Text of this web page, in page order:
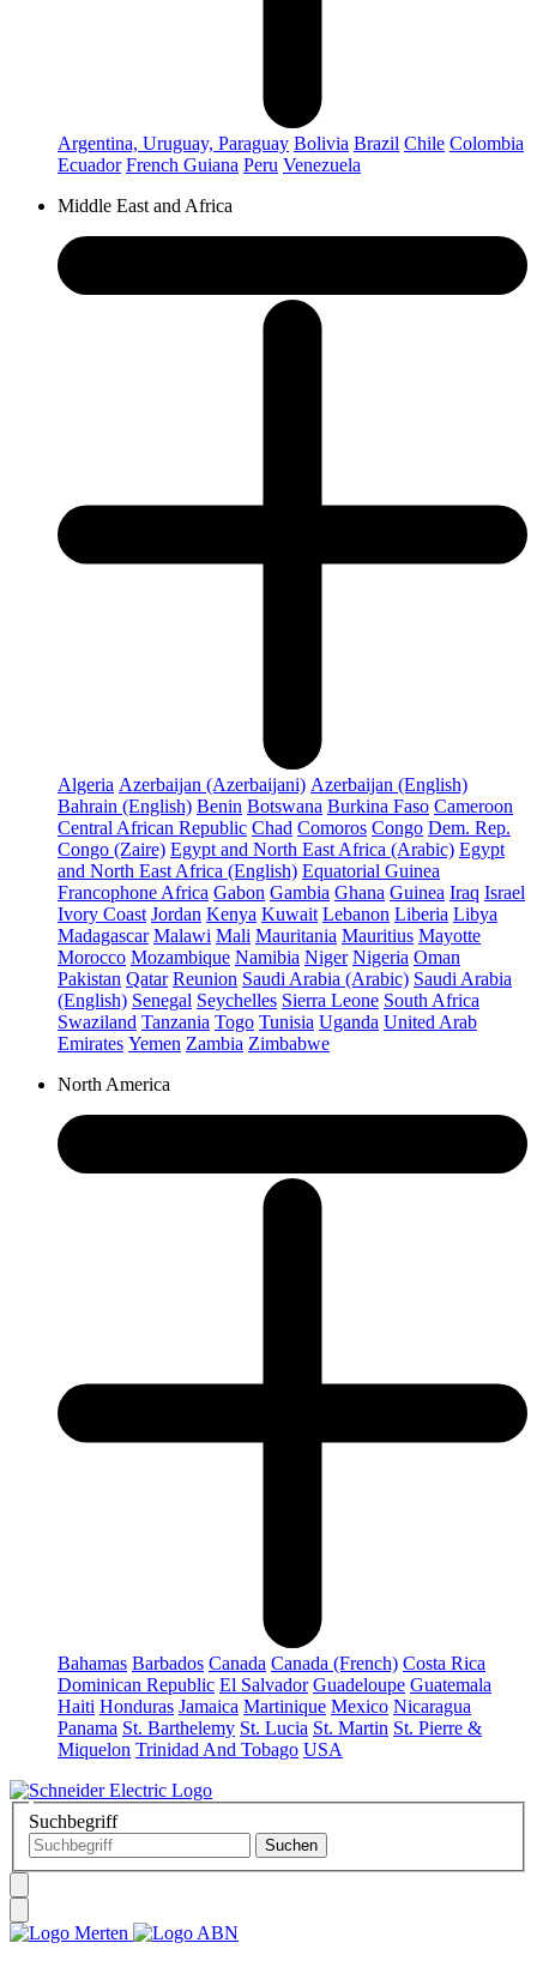
Argentina, Uruguay, Paraguay Bolivia Brazil Chile Colombia
Ecuador French Guiana Peru Venezuela
Middle East and Africa
Algeria Azerbaijan (Azerbaijani) Azerbaijan (English)
Bahrain (English) Benin Botswana Burkina Faso Cameroon
Central African Republic Chad Comoros Congo Dem. Rep.
Congo (Zaire) Egypt and North East Africa (Arabic) Egypt
and North East Africa (English) Equatorial Guinea
Francophone Africa Gabon Gambia Ghana Guinea Iraq Israel
Ivory Coast Jordan Kenya Kuwait Lebanon Liberia Libya
Madagascar Malawi Mali Mauritania Mauritius Mayotte
Morocco Mozambique Namibia Niger Nigeria Oman
Pakistan Qatar Reunion Saudi Arabia (Arabic) Saudi Arabia
(English) Senegal Seychelles Sierra Leone South Africa
Swaziland Tanzania Togo Tunisia Uganda United Arab
Emirates Yemen Zambia Zimbabwe
North America
Bahamas Barbados Canada Canada (French) Costa Rica
Dominican Republic El Salvador Guadeloupe Guatemala
Haiti Honduras Jamaica Martinique Mexico Nicaragua
Panama St. Barthelemy St. Lucia St. Martin St. Pierre &
Miquelon Trinidad And Tobago USA
Suchbegriff